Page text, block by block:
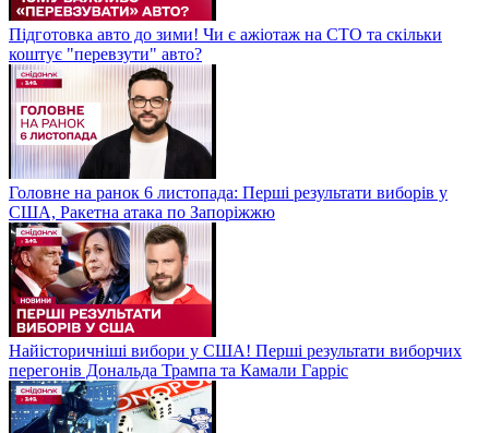
Підготовка авто до зими! Чи є ажіотаж на СТО та скільки
коштує "перевзути" авто?
Головне на ранок 6 листопада: Перші результати виборів у
США, Ракетна атака по Запоріжжю
Найісторичніші вибори у США! Перші результати виборчих
перегонів Дональда Трампа та Камали Гарріс